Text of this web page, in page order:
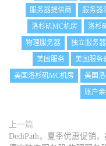
服务器提供商
服务器
洛杉矶MC机房
洛杉
物理服务器
独立服务器
美国服务
美国服务
美国洛杉矶MC机房
美国
账户
上一篇
DediPath，夏季优惠促销，